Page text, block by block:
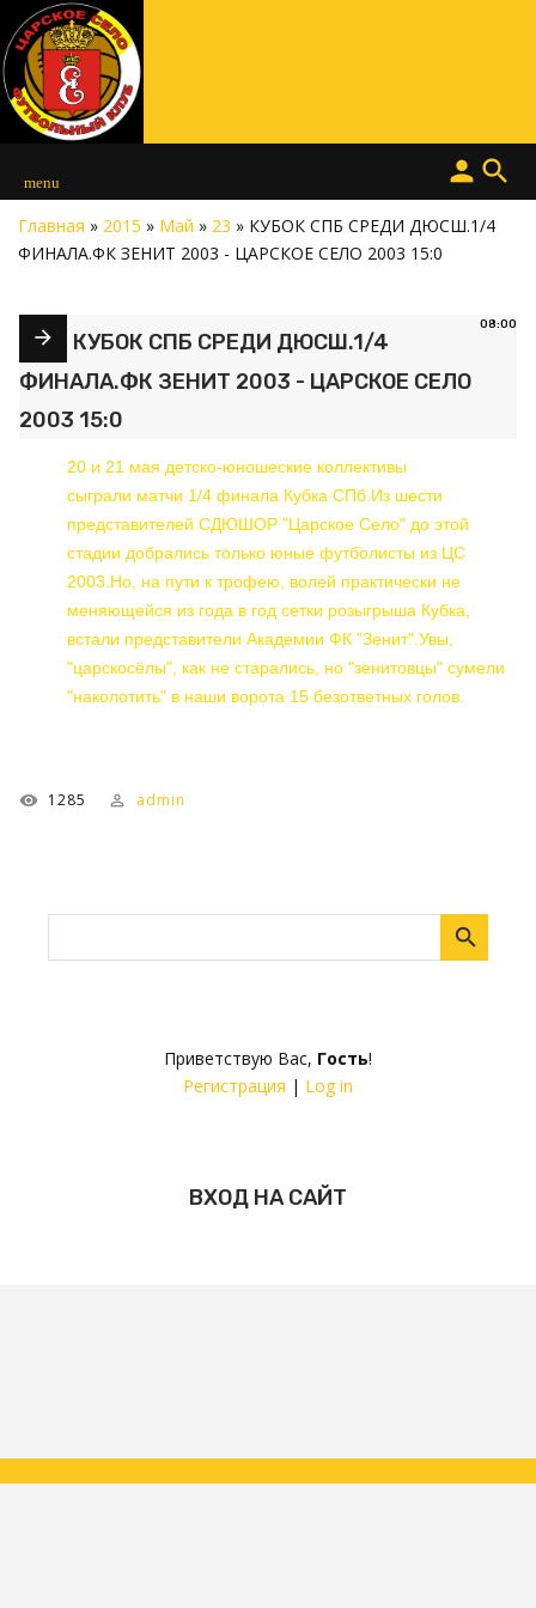
menu search
person
Приветствую Вас, Гость!
Регистрация | Log in
ВХОД НА САЙТ
Главная » 2015 » Май » 23 » КУБОК СПБ СРЕДИ ДЮСШ.1/4
ФИНАЛА.ФК ЗЕНИТ 2003 - ЦАРСКОЕ СЕЛО 2003 15:0
08:00
КУБОК СПБ СРЕДИ ДЮСШ.1/4
ФИНАЛА.ФК ЗЕНИТ 2003 - ЦАРСКОЕ СЕЛО
2003 15:0
20 и 21 мая детско-юношеские коллективы
сыграли матчи 1/4 финала Кубка СПб.Из шести
представителей СДЮШОР "Царское Село" до этой
стадии добрались только юные футболисты из ЦС
2003.Но, на пути к трофею, волей практически не
меняющейся из года в год сетки розыгрыша Кубка,
встали представители Академии ФК "Зенит".Увы,
"царскосёлы", как не старались, но "зенитовцы" сумели
"наколотить" в наши ворота 15 безответных голов.
1285 admin